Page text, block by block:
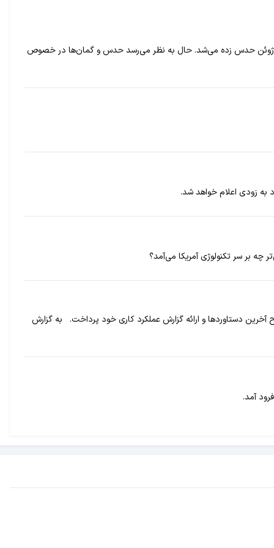
هفته گذشته خبری منتشر شد مبنی بر اینکه اینستاگرام قصد دارد امکان پخش ویدیو‌های بلند را در اپلیکیشن خود فعال کند و تاریخ عرضه آن ۲۰ ژوئن حدس زده می‌شد. حال به نظر می‌رسد حدس و گمان‌ها در خصوص
بر سر تکنولوژی آمریکا می‌آمد؟
آخرین دستاوردها و ارائه گزارش عملکرد کاری خود پرداخت. به گزارش
آمد.